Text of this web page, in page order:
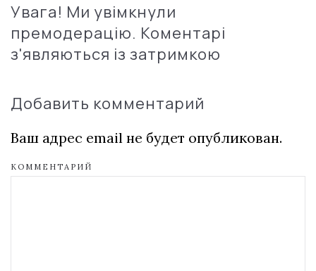
Увага! Ми увімкнули
премодерацію. Коментарі
з'являються із затримкою
Добавить комментарий
Ваш адрес email не будет опубликован.
КОММЕНТАРИЙ